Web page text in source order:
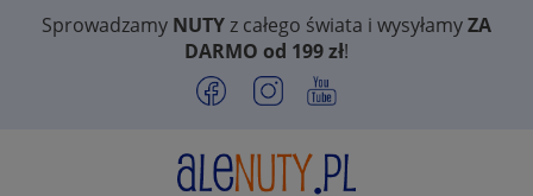
Sprowadzamy NUTYz całego świata i wysyłamyZA
DARMO od 199 zł!